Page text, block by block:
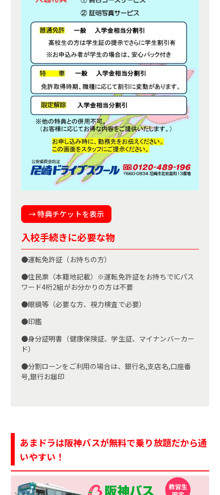
→ 特典チケットを表示
入校手続きに必要な物
●運転免許証（お持ちの方）
●住民票（本籍地記載）※運転免許証をお持ちでICパス
ワード4桁2組がお分かりの方は不要
●眼鏡等（必要な方、視力検査で必要）
●印鑑
●身分証明書（健康保険証、学生証、マイナンバーカー
ド）
●分割ローンをご利用の場合は、銀行名,支店名,口座番
号,銀行お届印
あまドラは阪神バスが無料で乗り放題だから通
いやすい！